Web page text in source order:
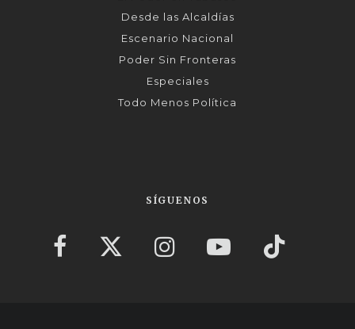
Desde las Alcaldías
Escenario Nacional
Poder Sin Fronteras
Especiales
Todo Menos Política
SÍGUENOS